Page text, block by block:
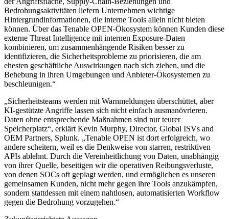
Bedrohungsaktivitäten liefern Unternehmen wichtige
Hintergrundinformationen, die interne Tools allein nicht bieten
können. Über das Tenable OPEN-Ökosystem können Kunden diese
externe Threat Intelligence mit internen Exposure-Daten
kombinieren, um zusammenhängende Risiken besser zu
identifizieren, die Sicherheitsprobleme zu priorisieren, die am
ehesten geschäftliche Auswirkungen nach sich ziehen, und die
Behebung in ihren Umgebungen und Anbieter-Ökosystemen zu
beschleunigen.“
„Sicherheitsteams werden mit Warnmeldungen überschüttet, aber
KI-gestützte Angriffe lassen sich nicht einfach ausmanövrieren.
Daten ohne entsprechende Maßnahmen sind nur teurer
Speicherplatz“, erklärt Kevin Murphy, Director, Global ISVs and
OEM Partners, Splunk. „Tenable OPEN ist dort erfolgreich, wo
andere scheitern, weil es die Denkweise von starren, restriktiven
APIs ablehnt. Durch die Vereinheitlichung von Daten, unabhängig
von ihrer Quelle, beseitigen wir die operativen Reibungsverluste,
von denen SOCs oft geplagt werden, und ermöglichen es unseren
gemeinsamen Kunden, nicht mehr gegen ihre Tools anzukämpfen,
sondern stattdessen mit einem nahtlosen, automatisierten Workflow
gegen die Bedrohung vorzugehen.“